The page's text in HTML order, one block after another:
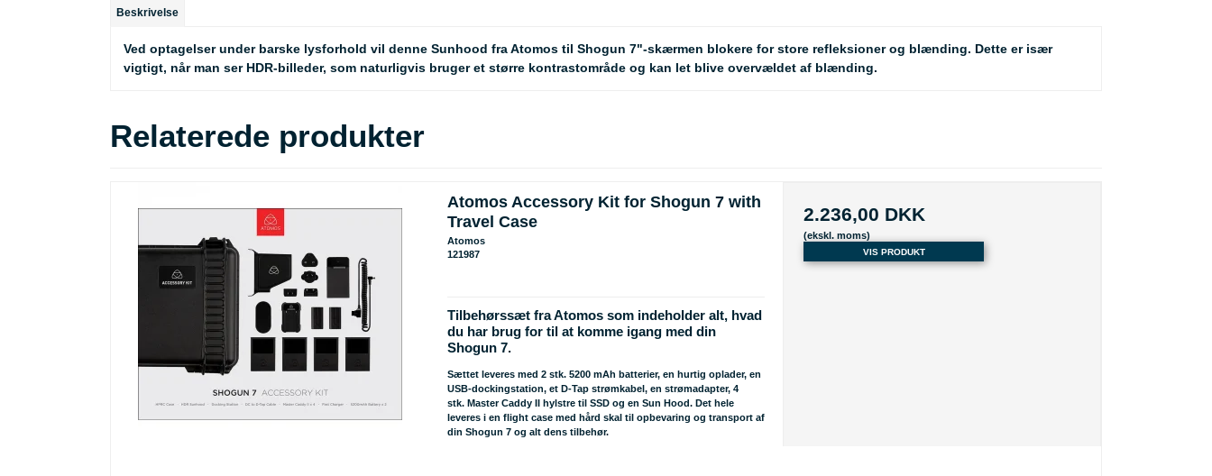
Beskrivelse
Ved optagelser under barske lysforhold vil denne Sunhood fra Atomos til Shogun 7"-skærmen blokere for store refleksioner og blænding. Dette er især
vigtigt, når man ser HDR-billeder, som naturligvis bruger et større kontrastområde og kan let blive overvældet af blænding.
Relaterede produkter
Atomos Accessory Kit for Shogun 7 with
Travel Case
Atomos
121987
Tilbehørssæt fra Atomos som indeholder alt, hvad
du har brug for til at komme igang med din
Shogun 7.
Sættet leveres med 2 stk. 5200 mAh batterier, en hurtig oplader, en
USB-dockingstation, et D-Tap strømkabel, en strømadapter, 4
stk. Master Caddy II hylstre til SSD og en Sun Hood. Det hele
leveres i en flight case med hård skal til opbevaring og transport af
din Shogun 7 og alt dens tilbehør.
2.236,00 DKK
(ekskl. moms)
VIS PRODUKT